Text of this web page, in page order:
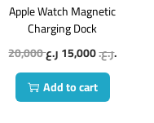
Apple Watch Magnetic
Charging Dock
20,000
ر.ع.15,000
ر.ع.
Add to cart